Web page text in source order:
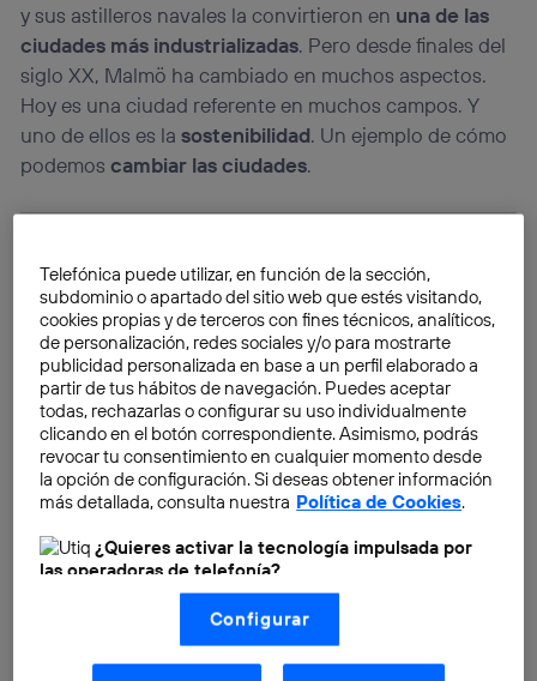
y sus astilleros navales la convirtieron en una de las
ciudades más industrializadas. Pero desde finales del
siglo XX, Malmö ha cambiado en muchos aspectos.
Hoy es una ciudad referente en muchos campos. Y
uno de ellos es lasostenibilidad. Un ejemplo de cómo
podemoscambiar las ciudades.
Telefónica puede utilizar, en función de la sección,
subdominio o apartado del sitio web que estés visitando,
cookies propias y de terceros con fines técnicos, analíticos,
de personalización, redes sociales y/o para mostrarte
publicidad personalizada en base a un perfil elaborado a
partir de tus hábitos de navegación. Puedes aceptar
todas, rechazarlas o configurar su uso individualmente
clicando en el botón correspondiente. Asimismo, podrás
revocar tu consentimiento en cualquier momento desde
la opción de configuración. Si deseas obtener información
más detallada, consulta nuestra Política de Cookies.
¿Quieres activar la tecnología impulsada por
las operadoras de telefonía?
Nosotros, Telefónica S.A., utilizamos la tecnología Utiq para
realizar nuestras acciones de marketing digital o análisis
(como se describe en este aviso de consentimiento)
basadas en tu navegación en nuestra(s) web(s)
Configurar